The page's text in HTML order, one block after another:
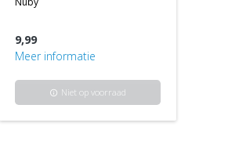
9,99
Meer informatie
info Niet op voorraad